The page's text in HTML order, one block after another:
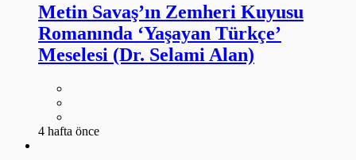
Metin Savaş’ın Zemheri Kuyusu
Romanında ‘Yaşayan Türkçe’
Meselesi (Dr. Selami Alan)
4 hafta önce